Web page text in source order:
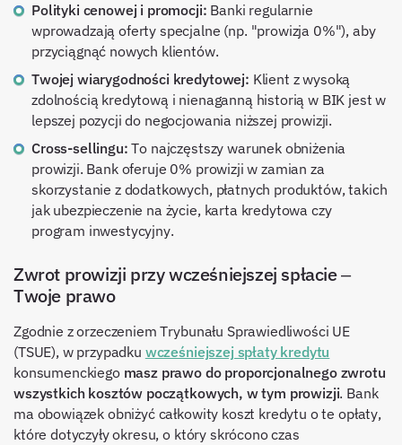
Polityki cenowej i promocji: Banki regularnie
wprowadzają oferty specjalne (np. "prowizja 0%"), aby
przyciągnąć nowych klientów.
Twojej wiarygodności kredytowej: Klient z wysoką
zdolnością kredytową i nienaganną historią w BIK jest w
lepszej pozycji do negocjowania niższej prowizji.
Cross-sellingu: To najczęstszy warunek obniżenia
prowizji. Bank oferuje 0% prowizji w zamian za
skorzystanie z dodatkowych, płatnych produktów, takich
jak ubezpieczenie na życie, karta kredytowa czy
program inwestycyjny.
Zwrot prowizji przy wcześniejszej spłacie –
Twoje prawo
Zgodnie z orzeczeniem Trybunału Sprawiedliwości UE
(TSUE), w przypadku wcześniejszej spłaty kredytu
konsumenckiego masz prawo do proporcjonalnego zwrotu
wszystkich kosztów początkowych, w tym prowizji. Bank
ma obowiązek obniżyć całkowity koszt kredytu o te opłaty,
które dotyczyły okresu, o który skrócono czas